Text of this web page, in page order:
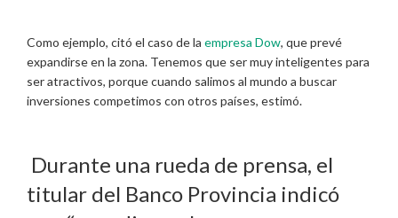
Como ejemplo, citó el caso de la empresa Dow, que prevé
expandirse en la zona. Tenemos que ser muy inteligentes para
ser atractivos, porque cuando salimos al mundo a buscar
inversiones competimos con otros países, estimó.
Durante una rueda de prensa, el
titular del Banco Provincia indicó